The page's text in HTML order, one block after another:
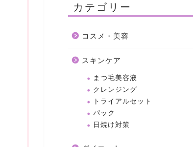
カテゴリー
コスメ・美容
スキンケア
まつ毛美容液
クレンジング
トライアルセット
パック
日焼け対策